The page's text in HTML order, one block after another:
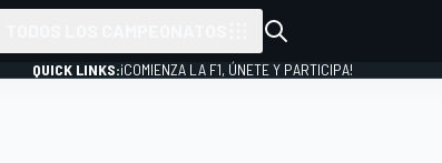
QUICK LINKS:¡COMIENZA LA F1, ÚNETE Y PARTICIPA!